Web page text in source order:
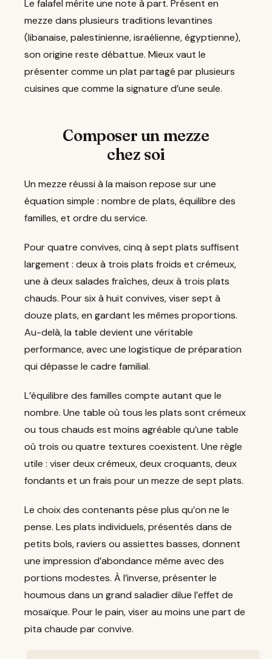
Le falafel mérite une note à part. Présent en
mezze dans plusieurs traditions levantines
(libanaise, palestinienne, israélienne, égyptienne),
son origine reste débattue. Mieux vaut le
présenter comme un plat partagé par plusieurs
cuisines que comme la signature d’une seule.
Composer un mezze
chez soi
Un mezze réussi à la maison repose sur une
équation simple : nombre de plats, équilibre des
familles, et ordre du service.
Pour quatre convives, cinq à sept plats suffisent
largement : deux à trois plats froids et crémeux,
une à deux salades fraîches, deux à trois plats
chauds. Pour six à huit convives, viser sept à
douze plats, en gardant les mêmes proportions.
Au-delà, la table devient une véritable
performance, avec une logistique de préparation
qui dépasse le cadre familial.
L’équilibre des familles compte autant que le
nombre. Une table où tous les plats sont crémeux
ou tous chauds est moins agréable qu’une table
où trois ou quatre textures coexistent. Une règle
utile : viser deux crémeux, deux croquants, deux
fondants et un frais pour un mezze de sept plats.
Le choix des contenants pèse plus qu’on ne le
pense. Les plats individuels, présentés dans de
petits bols, raviers ou assiettes basses, donnent
une impression d’abondance même avec des
portions modestes. À l’inverse, présenter le
houmous dans un grand saladier dilue l’effet de
mosaïque. Pour le pain, viser au moins une part de
pita chaude par convive.